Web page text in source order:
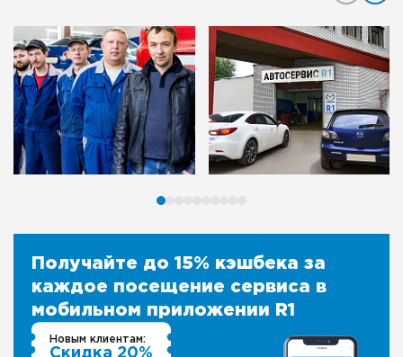
Получайте до 15% кэшбека за
каждое посещение сервиса в
мобильном приложении R1
Новым клиентам:
Скидка 20%